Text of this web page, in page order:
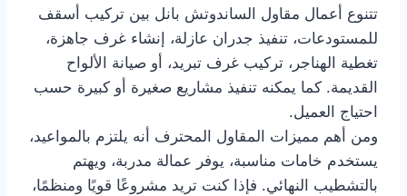
تتنوع أعمال مقاول الساندوتش بانل بين تركيب أسقف
للمستودعات، تنفيذ جدران عازلة، إنشاء غرف جاهزة،
تغطية الهناجر، تركيب غرف تبريد، أو صيانة الألواح
القديمة. كما يمكنه تنفيذ مشاريع صغيرة أو كبيرة حسب
احتياج العميل.
ومن أهم مميزات المقاول المحترف أنه يلتزم بالمواعيد،
يستخدم خامات مناسبة، يوفر عمالة مدربة، ويهتم
بالتشطيب النهائي. فإذا كنت تريد مشروعًا قويًا ومنظمًا،